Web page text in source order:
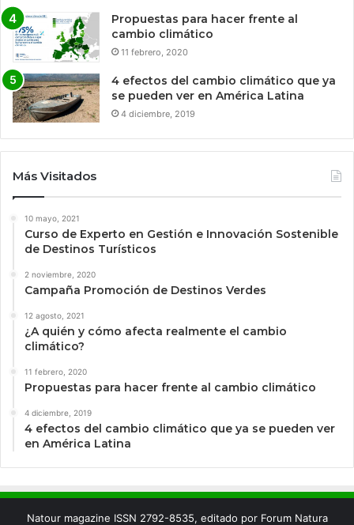
Propuestas para hacer frente al
cambio climático
11 febrero, 2020
4 efectos del cambio climático que ya
se pueden ver en América Latina
4 diciembre, 2019
Más Visitados
10 mayo, 2021
Curso de Experto en Gestión e Innovación Sostenible
de Destinos Turísticos
2 noviembre, 2020
Campaña Promoción de Destinos Verdes
12 agosto, 2021
¿A quién y cómo afecta realmente el cambio
climático?
11 febrero, 2020
Propuestas para hacer frente al cambio climático
4 diciembre, 2019
4 efectos del cambio climático que ya se pueden ver
en América Latina
Natour magazine ISSN 2792-8535, editado por Forum Natura